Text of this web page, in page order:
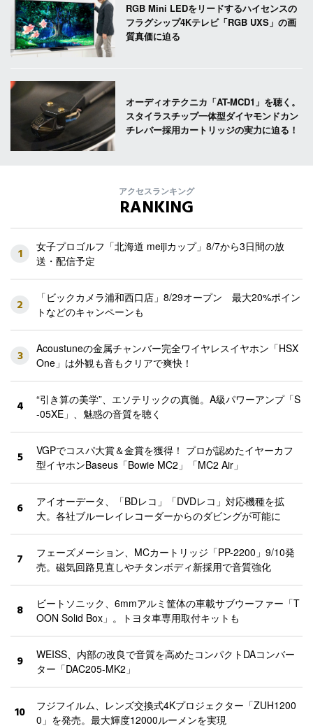
RGB Mini LEDをリードするハイセンスの
フラグシップ4Kテレビ「RGB UXS」の画
質真価に迫る
オーディオテクニカ「AT-MCD1」を聴く。
スタイラスチップ一体型ダイヤモンドカン
チレバー採用カートリッジの実力に迫る！
アクセスランキング
RANKING
1
女子プロゴルフ「北海道 meijiカップ」8/7から3日間の放
送・配信予定
2
「ビックカメラ浦和西口店」8/29オープン 最大20%ポイン
トなどのキャンペーンも
3
Acoustuneの金属チャンバー完全ワイヤレスイヤホン「HSX
One」は外観も音もクリアで爽快！
4
“引き算の美学”、エソテリックの真髄。A級パワーアンプ「S
-05XE」、魅惑の音質を聴く
5
VGPでコスパ大賞＆金賞を獲得！ プロが認めたイヤーカフ
型イヤホンBaseus「Bowie MC2」「MC2 Air」
6
アイオーデータ、「BDレコ」「DVDレコ」対応機種を拡
大。各社ブルーレイレコーダーからのダビングが可能に
7
フェーズメーション、MCカートリッジ「PP-2200」9/10発
売。磁気回路見直しやチタンボディ新採用で音質強化
8
ビートソニック、6mmアルミ筐体の車載サブウーファー「T
OON Solid Box」。トヨタ車専用取付キットも
9
WEISS、内部の改良で音質を高めたコンパクトDAコンバー
ター「DAC205-MK2」
10
フジフイルム、レンズ交換式4Kプロジェクター「ZUH1200
0」を発売。最大輝度12000ルーメンを実現